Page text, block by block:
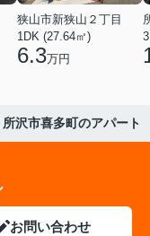
狭山市新狭山２丁目
1DK (27.64㎡)
6.3万円
所沢市喜多町のアパート
お問い合わせ